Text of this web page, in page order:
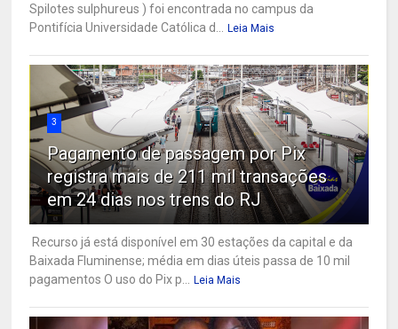
Spilotes sulphureus ) foi encontrada no campus da
Pontifícia Universidade Católica d...
Leia Mais
3
Pagamento de passagem por Pix
registra mais de 211 mil transações
em 24 dias nos trens do RJ
Recurso já está disponível em 30 estações da capital e da
Baixada Fluminense; média em dias úteis passa de 10 mil
pagamentos O uso do Pix p...
Leia Mais